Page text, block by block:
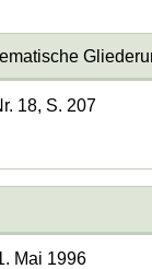
18, S. 207
Mai 1996